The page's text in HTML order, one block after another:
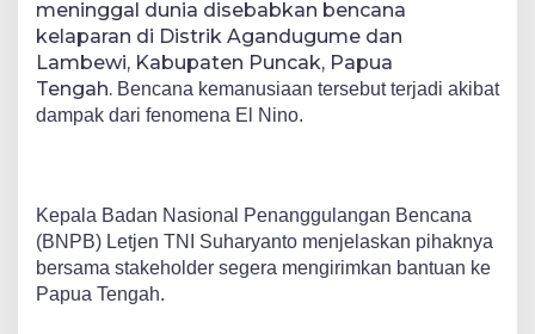
meninggal dunia disebabkan bencana
kelaparan di Distrik Agandugume dan
Lambewi, Kabupaten Puncak, Papua
Tengah. Bencana kemanusiaan tersebut terjadi akibat
dampak dari fenomena El Nino.
Kepala Badan Nasional Penanggulangan Bencana
(BNPB) Letjen TNI Suharyanto menjelaskan pihaknya
bersama stakeholder segera mengirimkan bantuan ke
Papua Tengah.